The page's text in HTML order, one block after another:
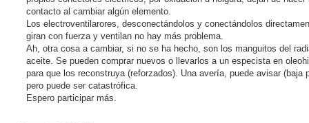
contacto al cambiar algún elemento.
Los electroventilarores, desconectándolos y conectándolos
giran con fuerza y ventilan no hay más problema.
Ah, otra cosa a cambiar, si no se ha hecho, son los manguitos del
aceite. Se pueden comprar nuevos o llevarlos a un especista en
para que los reconstruya (reforzados). Una avería, puede avisar (baja
pero puede ser catastrófica.
Espero participar más.